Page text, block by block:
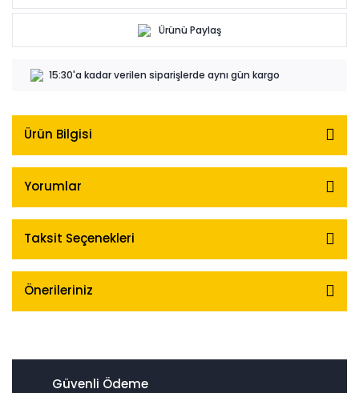
Ürünü Paylaş
15:30'a kadar verilen siparişlerde aynı gün kargo
Ürün Bilgisi
Yorumlar
Taksit Seçenekleri
Önerileriniz
Güvenli Ödeme